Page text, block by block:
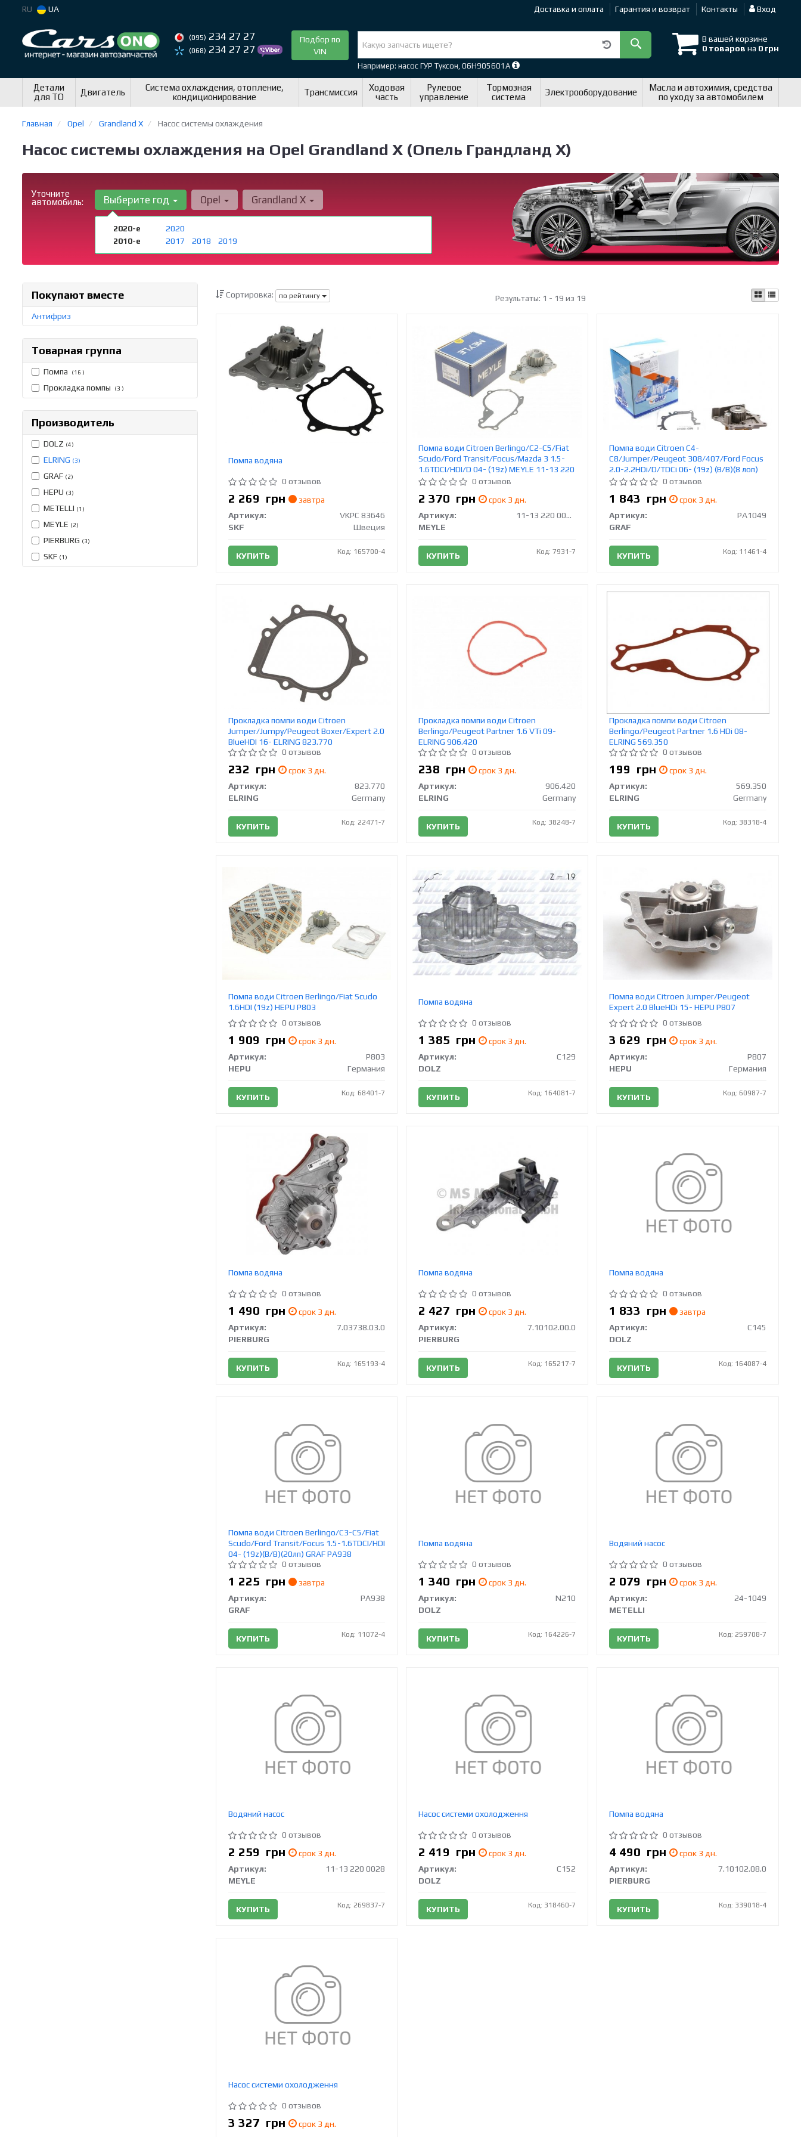
RU UA Доставка и оплата Гарантия и возврат Контакты Вход
(095) 234 27 27
(068) 234 27 27
Подбор по
VIN
В вашей корзине
0 товаров на 0 грн
Например: насос ГУР Туксон, 06H905601A
Детали
для ТО
Двигатель
Система охлаждения, отопление,
кондиционирование
Трансмиссия
Ходовая
часть
Рулевое
управление
Тормозная
система
Электрооборудование
Масла и автохимия, средства
по уходу за автомобилем
Главная Opel Grandland X Насос системы охлаждения
Насос системы охлаждения на Opel Grandland X (Опель Грандланд X)
Уточните
автомобиль:
Выберите год
2020-е
2020
2010-е
2017 2018 2019
Opel Grandland X
Покупают вместе
Антифриз
Товарная группа
Помпа (16 )
Прокладка помпы (3 )
Производитель
DOLZ (4)
ELRING (3)
GRAF (2)
HEPU (3)
METELLI (1)
MEYLE (2)
PIERBURG (3)
SKF (1)
Сортировка: по рейтингу Результаты: 1 - 19 из 19
Помпа водяна
0 отзывов
2 269 грн
завтра
Артикул:
VKPC 83646
SKF
Швеция
КУПИТЬ Код: 165700-4
Помпа води Citroen Berlingo/C2-C5/Fiat
Scudo/Ford Transit/Focus/Mazda 3 1.5-
1.6TDCI/HDI/D 04- (19z) MEYLE 11-13 220
0004/HD
0 отзывов
2 370 грн
срок 3 дн.
Артикул:
11-13 220 0004/HD
MEYLE
КУПИТЬ Код: 7931-7
Помпа води Citroen C4-
C8/Jumper/Peugeot 308/407/Ford Focus
2.0-2.2HDi/D/TDCi 06- (19z) (B/B)(8 лоп)
GRAF PA1049 0 отзывов
1 843 грн
срок 3 дн.
Артикул:
PA1049
GRAF
КУПИТЬ Код: 11461-4
Прокладка помпи води Citroen
Jumper/Jumpy/Peugeot Boxer/Expert 2.0
BlueHDI 16- ELRING 823.770
0 отзывов
232 грн
срок 3 дн.
Артикул:
823.770
ELRING
Germany
КУПИТЬ Код: 22471-7
Прокладка помпи води Citroen
Berlingo/Peugeot Partner 1.6 VTi 09-
ELRING 906.420
0 отзывов
238 грн
срок 3 дн.
Артикул:
906.420
ELRING
Germany
КУПИТЬ Код: 38248-7
Прокладка помпи води Citroen
Berlingo/Peugeot Partner 1.6 HDi 08-
ELRING 569.350
0 отзывов
199 грн
срок 3 дн.
Артикул:
569.350
ELRING
Germany
КУПИТЬ Код: 38318-4
Помпа води Citroen Berlingo/Fiat Scudo
1.6HDI (19z) HEPU P803
0 отзывов
1 909 грн
срок 3 дн.
Артикул:
P803
HEPU
Германия
КУПИТЬ Код: 68401-7
Помпа водяна
0 отзывов
1 385 грн
срок 3 дн.
Артикул:
C129
DOLZ
КУПИТЬ Код: 164081-7
Помпа води Citroen Jumper/Peugeot
Expert 2.0 BlueHDi 15- HEPU P807
0 отзывов
3 629 грн
срок 3 дн.
Артикул:
P807
HEPU
Германия
КУПИТЬ Код: 60987-7
Помпа водяна
0 отзывов
1 490 грн
срок 3 дн.
Артикул:
7.03738.03.0
PIERBURG
КУПИТЬ Код: 165193-4
Помпа водяна
0 отзывов
2 427 грн
срок 3 дн.
Артикул:
7.10102.00.0
PIERBURG
КУПИТЬ Код: 165217-7
Помпа водяна
0 отзывов
1 833 грн
завтра
Артикул:
C145
DOLZ
КУПИТЬ Код: 164087-4
Помпа води Citroen Berlingo/C3-C5/Fiat
Scudo/Ford Transit/Focus 1.5-1.6TDCI/HDI
04- (19z)(B/B)(20лп) GRAF PA938
0 отзывов
1 225 грн
завтра
Артикул:
PA938
GRAF
КУПИТЬ Код: 11072-4
Помпа водяна
0 отзывов
1 340 грн
срок 3 дн.
Артикул:
N210
DOLZ
КУПИТЬ Код: 164226-7
Водяний насос
0 отзывов
2 079 грн
срок 3 дн.
Артикул:
24-1049
METELLI
КУПИТЬ Код: 259708-7
Водяний насос
0 отзывов
2 259 грн
срок 3 дн.
Артикул:
11-13 220 0028
MEYLE
КУПИТЬ Код: 269837-7
Насос системи охолодження
0 отзывов
2 419 грн
срок 3 дн.
Артикул:
C152
DOLZ
КУПИТЬ Код: 318460-7
Помпа водяна
0 отзывов
4 490 грн
срок 3 дн.
Артикул:
7.10102.08.0
PIERBURG
КУПИТЬ Код: 339018-4
Насос системи охолодження
0 отзывов
3 327 грн
срок 3 дн.